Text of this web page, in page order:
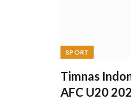
SPORT
Timnas
AFC U20